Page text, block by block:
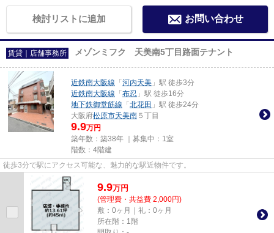
検討リストに追加 お問い合わせ
賃貸｜店舗事務所 メゾンミフク 天美南5丁目路面テナント
近鉄南大阪線 「 河内天美 」駅 徒歩3分
近鉄南大阪線 「 布忍 」駅 徒歩16分
地下鉄御堂筋線 「 北花田 」駅 徒歩24分
大阪府松原市天美南 ５丁目
9.9万円
築年数：築38年 ｜募集中： 1室
階数：4階建
徒歩3分で駅にアクセス可能な、魅力的な駅近物件です。
9.9万円
(管理費・共益費 2,000円)
敷：0ヶ月｜礼：0ヶ月
所在階：1階